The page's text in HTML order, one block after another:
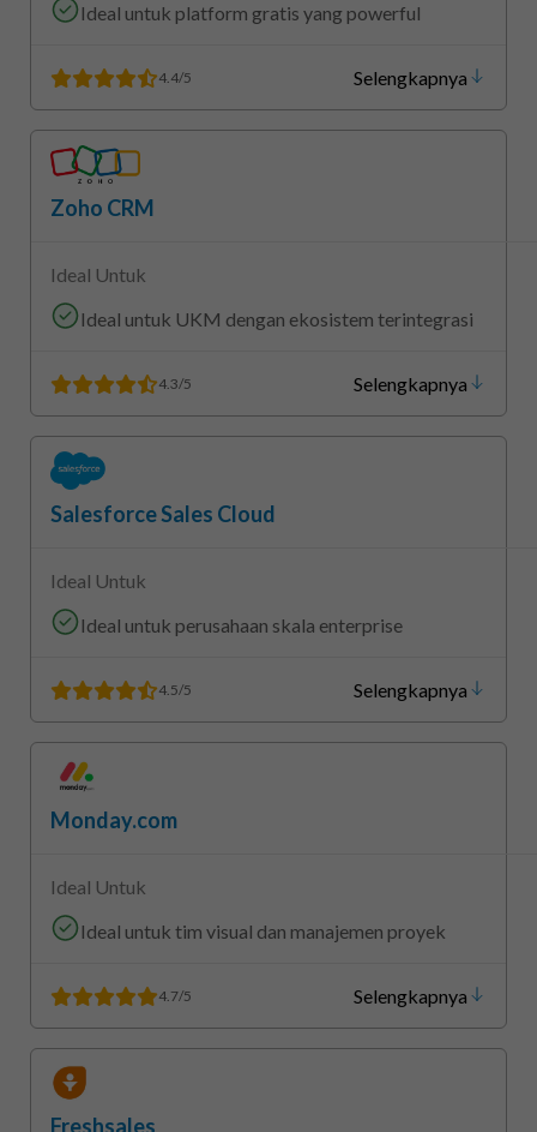
Ideal untuk platform gratis yang powerful
4.4/5 Selengkapnya
Zoho CRM
Ideal Untuk
Ideal untuk UKM dengan ekosistem terintegrasi
4.3/5 Selengkapnya
Salesforce Sales Cloud
Ideal Untuk
Ideal untuk perusahaan skala enterprise
4.5/5 Selengkapnya
Monday.com
Ideal Untuk
Ideal untuk tim visual dan manajemen proyek
4.7/5 Selengkapnya
Freshsales